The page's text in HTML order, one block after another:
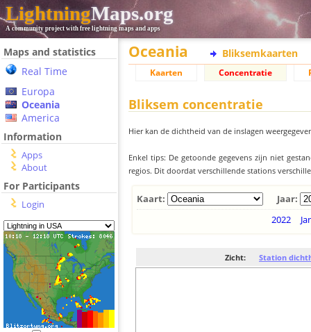
LightningMaps.org
A community project with free lightning maps and apps
Maps and statistics
Real Time
Europa
Oceania
America
Information
Apps
About
For Participants
Login
Oceania Bliksemkaarten
Kaarten Concentratie
Bliksem concentratie
Hier kan de dichtheid van de inslagen
Enkel tips: De getoonde gegevens zijn niet
regios. Dit doordat verschillende stations
Kaart:
Jaar:
2022
Zicht: Station